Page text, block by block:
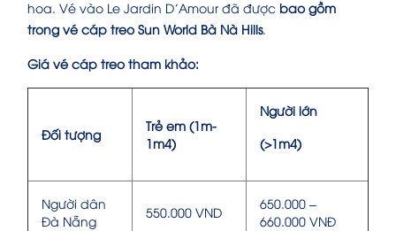
hoa. Vé vào Le Jardin D’Amour đã được bao gồm
trong vé cáp treo Sun World Bà Nà Hills.
Giá vé cáp treo tham khảo:
Đối tượng
Trẻ em (1m-
1m4)
Người lớn
(>1m4)
Người dân
Đà Nẵng
550.000 VND
650.000 –
660.000 VNĐ